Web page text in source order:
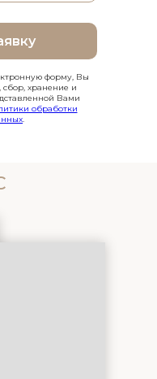
форму, Вы
сбор, хранение и
Вами
обработки
.